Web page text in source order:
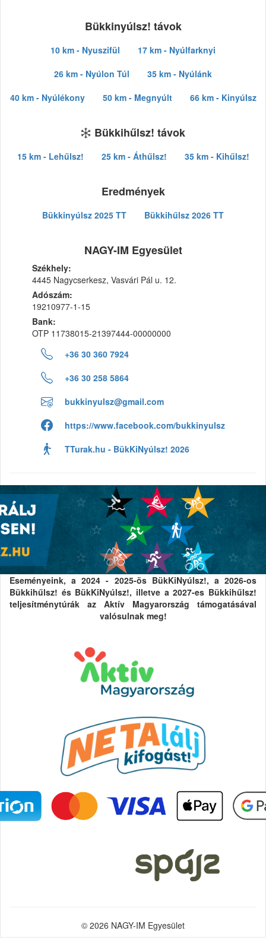
Bükkinyúlsz! távok
10 km - Nyuszifül
17 km - Nyúlfarknyi
26 km - Nyúlon Túl
35 km - Nyúlánk
40 km - Nyúlékony
50 km - Megnyúlt 66 km - Kinyúlsz
Bükkihűlsz! távok
15 km - Lehűlsz! 25 km - Áthűlsz! 35 km - Kihűlsz!
Eredmények
Bükkinyúlsz 2025 TT Bükkihűlsz 2026 TT
NAGY-IM Egyesület
Székhely:
4445 Nagycserkesz, Vasvári Pál u. 12.
Adószám:
19210977-1-15
Bank:
OTP 11738015-21397444-00000000
+36 30 360 7924
+36 30 258 5864
bukkinyulsz@gmail.com
https://www.facebook.com/bukkinyulsz
TTurak.hu - BükKiNyúlsz! 2026
Eseményeink, a 2024 - 2025-ös BükKiNyúlsz!, a 2026-os
Bükkihűlsz! és BükKiNyúlsz!, illetve a 2027-es Bükkihűlsz!
teljesítménytúrák az Aktív Magyarország támogatásával
valósulnak meg!
© 2026 NAGY-IM Egyesület